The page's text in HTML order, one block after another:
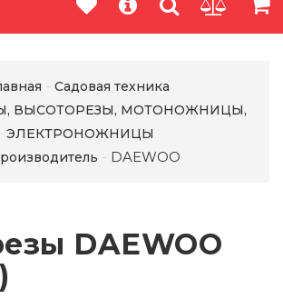
Садовая техника
ВЫСОТОРЕЗЫ, МОТОНОЖНИЦЫ,
ЭЛЕКТРОНОЖНИЦЫ
DAEWOO
DAEWOO